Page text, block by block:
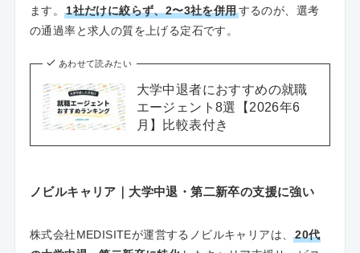
ます。1社だけに絞らず、2〜3社を併用するのが、選考
の通過率と求人の質を上げる定石です。
あわせて読みたい
大学中退者におすすめの就職
エージェント8選【2026年6
月】比較表付き
ノビルキャリア｜大学中退・第二新卒の支援に強い
株式会社MEDISITEが運営するノビルキャリアは、20代